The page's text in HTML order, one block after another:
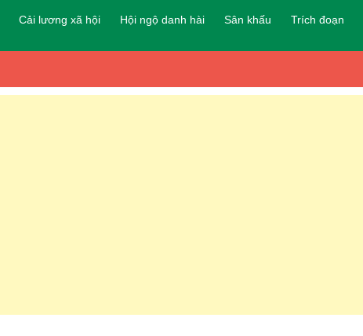
Cải lương xã hội Hội ngộ danh hài Sân khấu Trích đoạn